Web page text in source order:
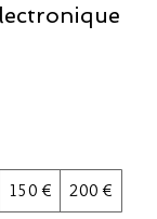
150 €
200 €